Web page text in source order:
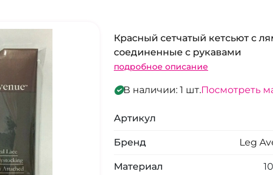
Красный сетчатый кетсьют с
соединенные с рукавами
подробное описание
В наличии: 1 шт.Посмотреть
Артикул
Бренд Leg
Материал